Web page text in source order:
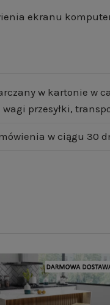
ekranu
w kartonie w
wagi przesyłki,
w ciągu 30